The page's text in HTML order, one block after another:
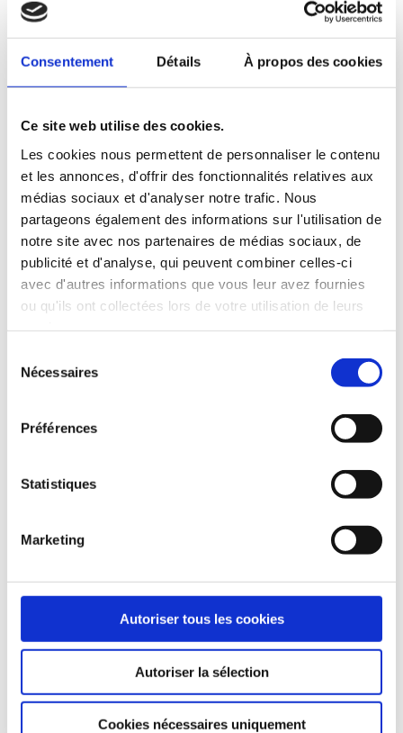
Consentement Détails À propos des cookies
Ce site web utilise des cookies.
Les cookies nous permettent de personnaliser le contenu
et les annonces, d'offrir des fonctionnalités relatives aux
médias sociaux et d'analyser notre trafic. Nous
partageons également des informations sur l'utilisation de
notre site avec nos partenaires de médias sociaux, de
publicité et d'analyse, qui peuvent combiner celles-ci
avec d'autres informations que vous leur avez fournies
ou qu'ils ont collectées lors de votre utilisation de leurs
Nécessaires
Préférences
Statistiques
Marketing
Autoriser tous les cookies
Autoriser la sélection
Cookies nécessaires uniquement
Archives
mai 2026
février 2026
janvier 2026
décembre 2025
juillet 2025
janvier 2025
novembre 2024
août 2024
juin 2024
janvier 2024
décembre 2022
septembre 2022